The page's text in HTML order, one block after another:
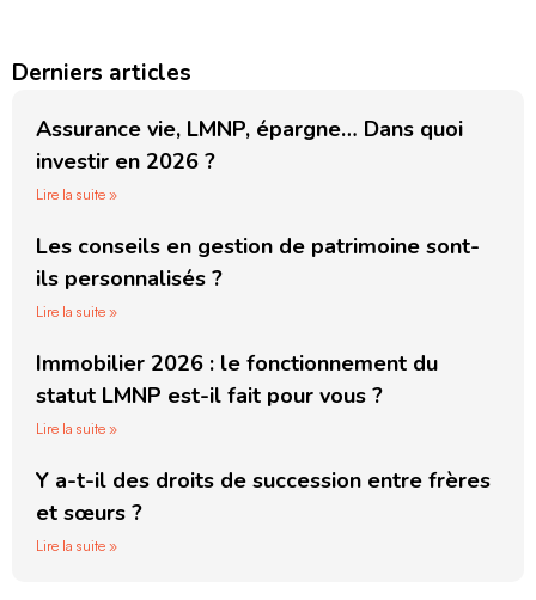
Derniers articles
Assurance vie, LMNP, épargne… Dans quoi
investir en 2026 ?
Lire la suite »
Les conseils en gestion de patrimoine sont-
ils personnalisés ?
Lire la suite »
Immobilier 2026 : le fonctionnement du
statut LMNP est-il fait pour vous ?
Lire la suite »
Y a-t-il des droits de succession entre frères
et sœurs ?
Lire la suite »